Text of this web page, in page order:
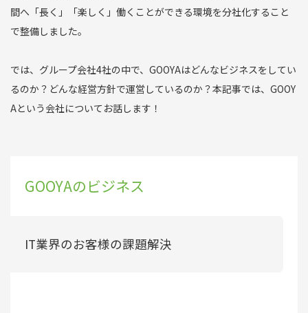
間へ「長く」「楽しく」働くことができる環境を分社化すること
で整備しました。
では、グループ会社4社の中で、GOOYAはどんなビジネスをしてい
るのか？どんな経営方針で運営しているのか？本記事では、GOOY
Aという会社についてお話します！
GOOYAのビジネス
IT業界のお客様の課題解決